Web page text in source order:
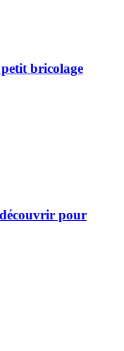
bricolage
découvrir pour